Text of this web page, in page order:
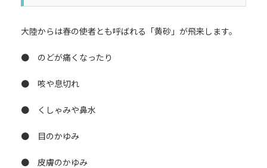
大陸からは春の使者とも呼ばれる「黄砂」が飛来します。
● のどが痛くなったり
● 咳や息切れ
● くしゃみや鼻水
● 目のかゆみ
● 皮膚のかゆみ